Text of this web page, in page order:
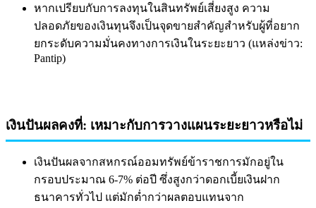
หากเปรียบกับการลงทุนในสินทรัพย์เสี่ยงสูง ความ
ปลอดภัยของเงินทุนจึงเป็นจุดขายสำคัญสำหรับผู้ที่อยาก
ยกระดับความมั่นคงทางการเงินในระยะยาว (แหล่งข่าว:
Pantip)
เงินปันผลคงที่: เหมาะกับการวางแผนระยะยาวหรือไม่
เงินปันผลจากสหกรณ์ออมทรัพย์ข้าราชการมักอยู่ใน
กรอบประมาณ 6-7% ต่อปี ซึ่งสูงกว่าดอกเบี้ยเงินฝาก
ธนาคารทั่วไป แต่มักต่ำกว่าผลตอบแทนจาก